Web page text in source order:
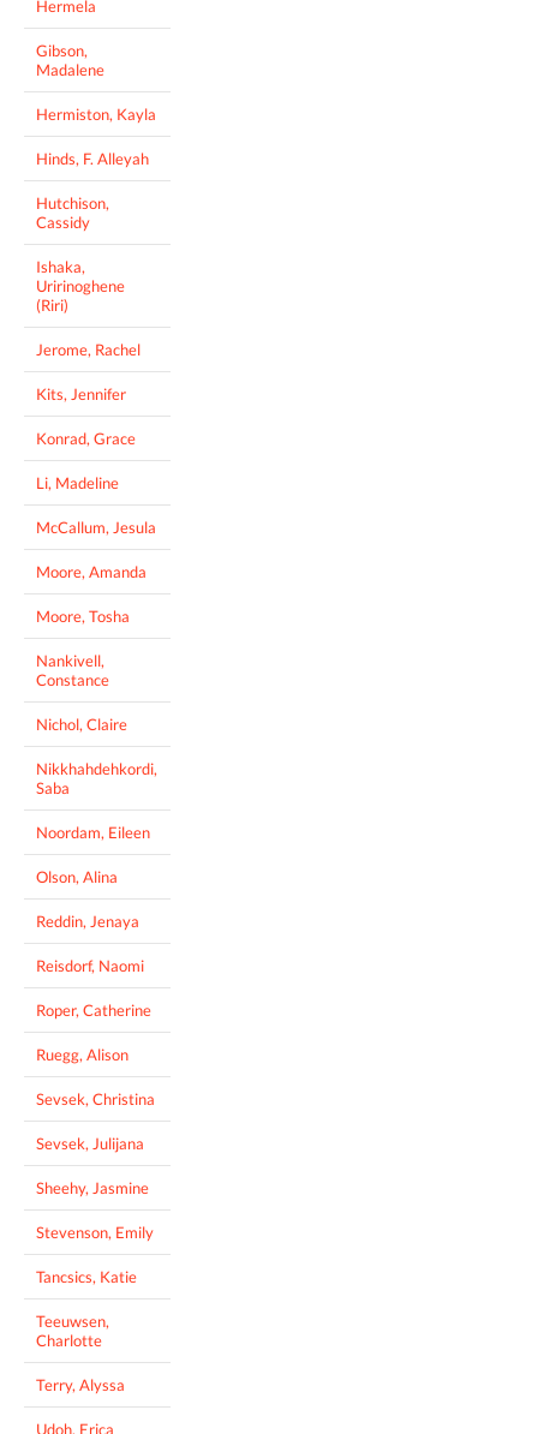
Hermela
Gibson,
Madalene
Hermiston, Kayla
Hinds, F. Alleyah
Hutchison,
Cassidy
Ishaka,
Uririnoghene
(Riri)
Jerome, Rachel
Kits, Jennifer
Konrad, Grace
Li, Madeline
McCallum, Jesula
Moore, Amanda
Moore, Tosha
Nankivell,
Constance
Nichol, Claire
Nikkhahdehkordi,
Saba
Noordam, Eileen
Olson, Alina
Reddin, Jenaya
Reisdorf, Naomi
Roper, Catherine
Ruegg, Alison
Sevsek, Christina
Sevsek, Julijana
Sheehy, Jasmine
Stevenson, Emily
Tancsics, Katie
Teeuwsen,
Charlotte
Terry, Alyssa
Udoh, Erica